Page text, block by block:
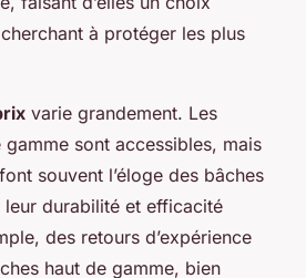
à protéger les plus
varie grandement. Les
gamme sont accessibles, mais
souvent l’éloge des bâches
durabilité et efficacité
des retours d’expérience
haut de gamme, bien